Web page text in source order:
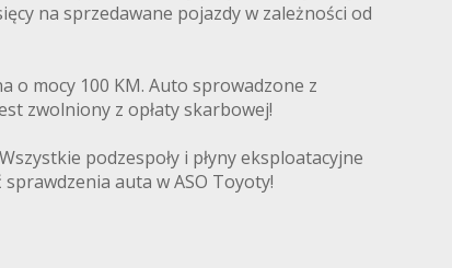
na sprzedawane pojazdy w zależności od
o mocy 100 KM. Auto sprowadzone z
zwolniony z opłaty skarbowej!
podzespoły i płyny eksploatacyjne
auta w ASO Toyoty!